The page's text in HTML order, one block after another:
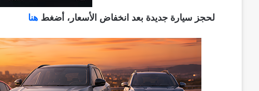
لحجز سيارة جديدة بعد انخفاض الأسعار، أضغط هنا